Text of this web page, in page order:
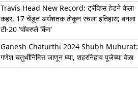
Travis Head New Record: ट्रॅव्हिस हेडने केला
कहर, 17 चेंडूत अर्धशतक ठोकून रचला इतिहास; बनला
टी-20 'पॉवरप्ले किंग'
Ganesh Chaturthi 2024 Shubh Muhurat:
गणेश चतुर्थीनिमित्त जाणून घ्या, शहरनिहाय पूजेच्या वेळा